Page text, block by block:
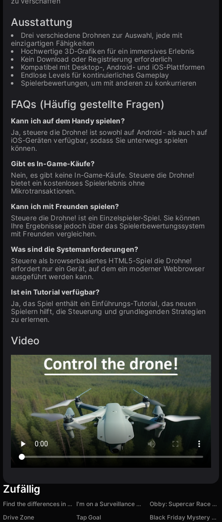
Ausstattung
Drei verschiedene Drohnen zur Auswahl, jede mit
einzigartigen Fähigkeiten
Hochwertige 3D-Grafiken für ein immersives Erlebnis
Kein Download oder Registrierung erforderlich
Kompatibel mit Desktop-, Android- und iOS-Plattformen
Endlose Levels für kontinuierliches Gameplay
Spielerbewertungen, um mit anderen zu konkurrieren
FAQs (Häufig gestellte Fragen)
Kann ich auf dem Handy spielen?
Ja, steuere die Drohne! ist sowohl auf Android- als auch auf
iOS-Geräten verfügbar, sodass Sie unterwegs spielen
können.
Gibt es In-Game-Käufe?
Nein, es gibt keine In-Game-Käufe. Steuere die Drohne!
bietet ein kostenloses Spielerlebnis ohne
Mikrotransaktionen.
Kann ich mit Freunden spielen?
Steuere die Drohne! ist ein Einzelspieler-Spiel. Sie können
Ihre Ergebnisse jedoch über das Spielerbewertungssystem
mit Freunden vergleichen.
Was sind die Systemanforderungen?
Steuere als browserbasiertes HTML5-Spiel die Drohne!
erfordert nur ein Gerät, auf dem ein moderner Webbrowser
ausgeführt werden kann.
Ist ein Tutorial verfügbar?
Ja, das Spiel enthält ein Einführungs-Tutorial, das neuen
Spielern hilft, die Steuerung und grundlegenden Strategien
zu erlernen.
Video
Zufällig
Find the differences in the two pictures I'm on a Surveillance Mission
Obby: Supercar Race on Keyboard
Drive Zone
Tap Goal
Black Friday Mystery Sale